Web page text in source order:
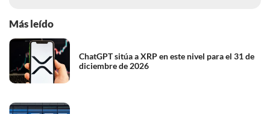
Más leído
ChatGPT sitúa a XRP en este nivel para el 31 de
diciembre de 2026